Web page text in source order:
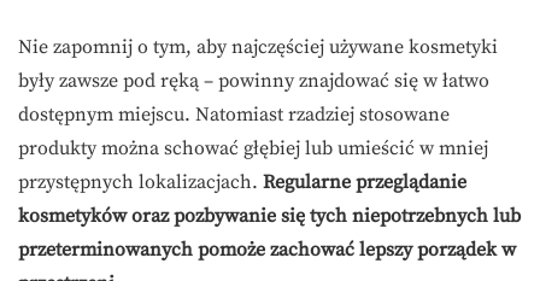
Nie zapomnij o tym, aby najczęściej używane kosmetyki
były zawsze pod ręką – powinny znajdować się w łatwo
dostępnym miejscu. Natomiast rzadziej stosowane
produkty można schować głębiej lub umieścić w mniej
przystępnych lokalizacjach. Regularne przeglądanie
kosmetyków oraz pozbywanie się tych niepotrzebnych lub
przeterminowanych pomoże zachować lepszy porządek w